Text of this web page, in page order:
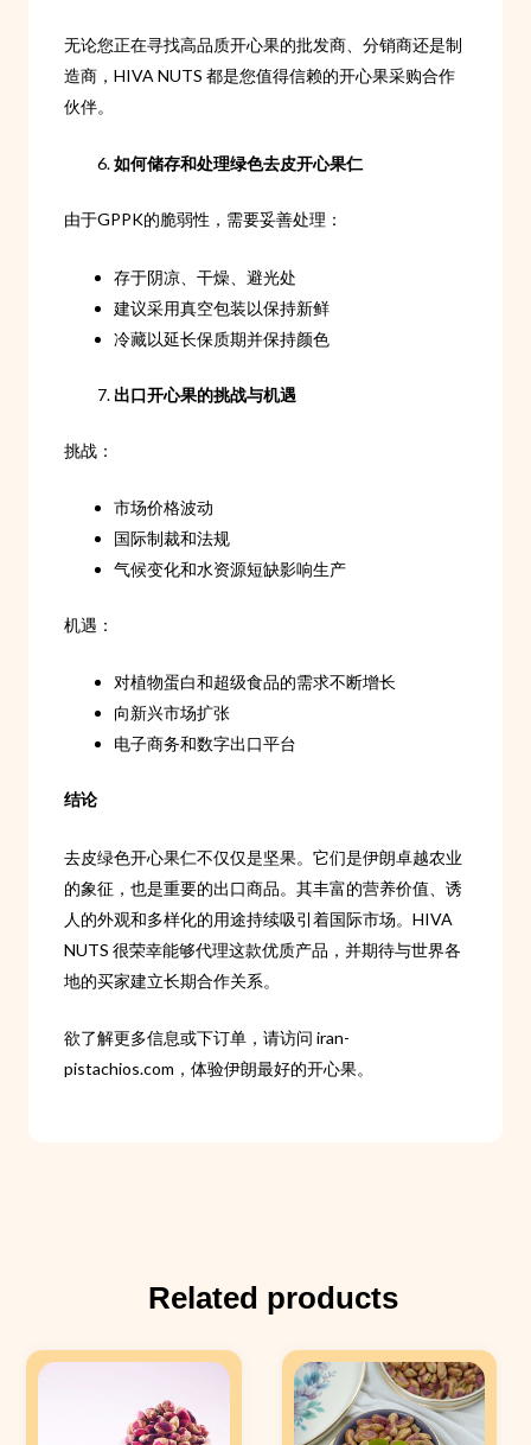
无论您正在寻找高品质开心果的批发商、分销商还是制
造商，HIVA NUTS 都是您值得信赖的开心果采购合作
伙伴。
如何储存和处理绿色去皮开心果仁
由于GPPK的脆弱性，需要妥善处理：
存于阴凉、干燥、避光处
建议采用真空包装以保持新鲜
冷藏以延长保质期并保持颜色
出口开心果的挑战与机遇
挑战：
市场价格波动
国际制裁和法规
气候变化和水资源短缺影响生产
机遇：
对植物蛋白和超级食品的需求不断增长
向新兴市场扩张
电子商务和数字出口平台
结论
去皮绿色开心果仁不仅仅是坚果。它们是伊朗卓越农业
的象征，也是重要的出口商品。其丰富的营养价值、诱
人的外观和多样化的用途持续吸引着国际市场。HIVA
NUTS 很荣幸能够代理这款优质产品，并期待与世界各
地的买家建立长期合作关系。
欲了解更多信息或下订单，请访问 iran-
pistachios.com，体验伊朗最好的开心果。
Related products